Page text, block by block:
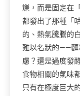
爍，而是固定在
都發出了那種「
的、熱氣騰騰的
難以名狀的——麵
慮？還是過度發
食物相關的氣味
只有在極度巨大